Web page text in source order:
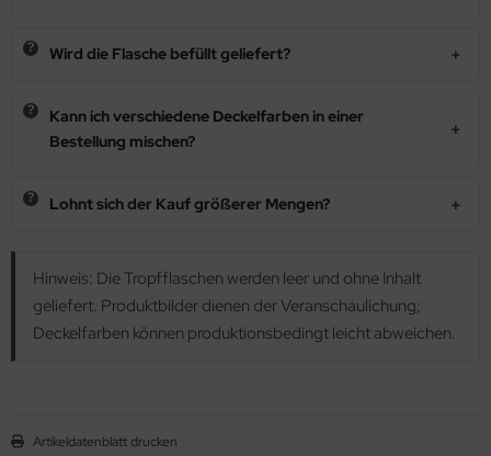
Wird die Flasche befüllt geliefert?
Kann ich verschiedene Deckelfarben in einer
Bestellung mischen?
Lohnt sich der Kauf größerer Mengen?
Hinweis: Die Tropfflaschen werden leer und ohne Inhalt
geliefert. Produktbilder dienen der Veranschaulichung;
Deckelfarben können produktionsbedingt leicht abweichen.
Artikeldatenblatt drucken